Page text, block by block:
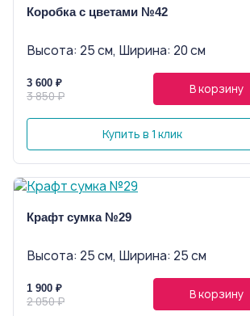
Коробка с цветами №42
Высота: 25 см, Ширина: 20 см
3 600 ₽
3 850 ₽ В корзину
Купить в 1 клик
Крафт сумка №29
Высота: 25 см, Ширина: 25 см
1 900 ₽
2 050 ₽ В корзину